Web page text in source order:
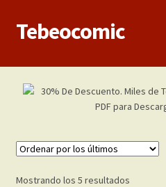
Ir
Ir
al
Tebeocomic
Inicio
Franco-Belga
Adultos
Mostrando los 5 resultadosOrdenado